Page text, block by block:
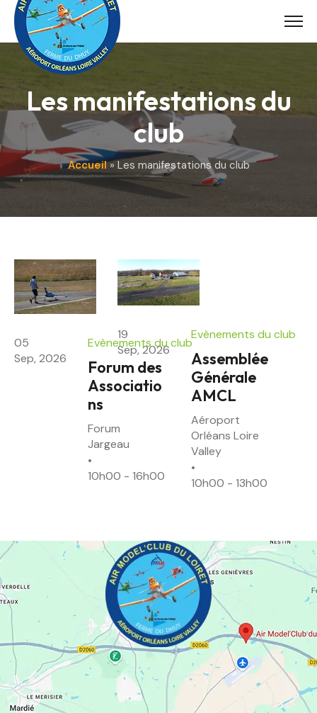
Skip
content
Les manifestations du
club
Accueil» Les manifestations du club
05
Sep, 2026
Evènements du club
Forum des
Associatio
ns
Forum
Jargeau
10h00 - 16h00
19
Sep, 2026
Evènements du club
Assemblée
Générale
AMCL
Aéroport
Orléans Loire
Valley
10h00 - 13h00